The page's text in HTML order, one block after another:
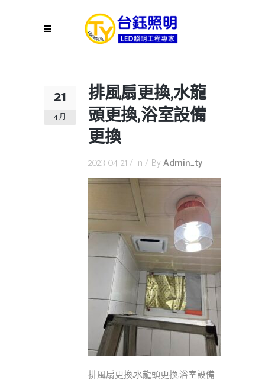
21
4 月
排風扇更換,水龍
頭更換,浴室設備
更換
2023-04-21 In By Admin_ty
排風扇更換,水龍頭更換,浴室設備